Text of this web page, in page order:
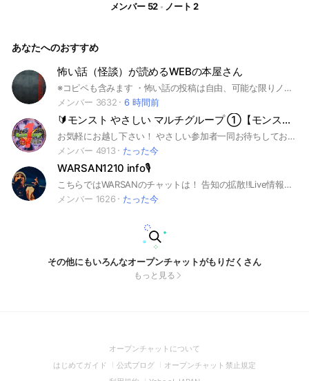
メンバー 52 ノート 2
あなたへのおすすめ
怖い話（怪談）が読めるWEBの本屋さん
※コピペも含みます ・怖い話の投稿は自由、可能な限りノートにも貼ってください ・感想や質問はノートのコメント欄にお願いします ・雑談はNG これは！というネタがあれば、みなさんの体験談、コピペなんでもどうぞ。
メンバー 3632
6 時間前
🔰モンスト やさしい マルチグループ ①【モンスターストライク】
お気軽にお越し下さい！ やさしい参加者一同お待ちしております。 #サカモトデイズ コラボを全力でやります。 モンストマルチ用グループとなります。 初心者さんのサポートを行っております。 その他、メダル、神殿専用系列グループがあります。 #呪術廻戦 #フリーレン #チョイスガチャ #マルチガチャ #コイン #遊戯王 #モンスターストライク #モンスト #もんすと #コラボ #こらぼ #運極 #モンストの日 #ガンダム #超究極 #DNA #大規模 #最大 #初心者 #初心者歓迎 #コイン #オラコイン #守護獣 #絆のカケラ #超究極 #マルチ募集 #XFLAG #エックスフラッグ #フラパ #秘海 #秘海の冒険船
メンバー 4913
たった今
WARSAN1210 info🎙
こちらではWARSANのチャットは！ 告知の拡散‼️Live情報‼️配信Live‼️ WARSANに関する情報をいち早くお届けする場所です✨
メンバー 1626
たった今
その他にもいろんなオープンチャットがもりだくさん
もっと見る
オープンチャットについて
in
はじめてガイド
(Open
in
公式ブログ
(Open
in
オープンチャット禁止規定(Open